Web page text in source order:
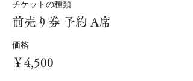
チケットの種類
前売り券 予約 A席
価格
￥4,500